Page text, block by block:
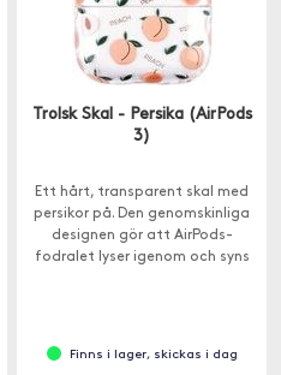
Trolsk Skal - Persika (AirPods
3)
Ett hårt, transparent skal med
persikor på. Den genomskinliga
designen gör att AirPods-
fodralet lyser igenom och syns
Finns i lager, skickas i dag